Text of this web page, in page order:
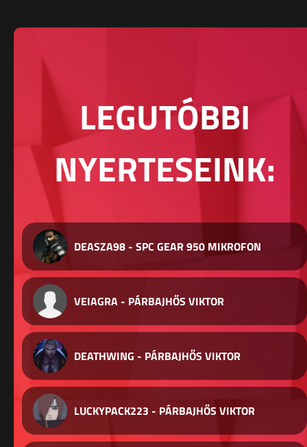
LEGUTÓBBI
NYERTESEINK:
DEASZA98 - SPC GEAR 950 MIKROFON
VEIAGRA - PÁRBAJHŐS VIKTOR
DEATHWING - PÁRBAJHŐS VIKTOR
LUCKYPACK223 - PÁRBAJHŐS VIKTOR